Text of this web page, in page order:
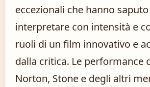
eccezionali che hanno saputo
interpretare con intensità e
ruoli di un film innovativo e
dalla critica. Le performance
Norton, Stone e degli altri